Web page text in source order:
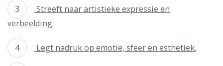
Streeft naar artistieke expressie en
verbeelding.
Legt nadruk op emotie, sfeer en esthetiek.